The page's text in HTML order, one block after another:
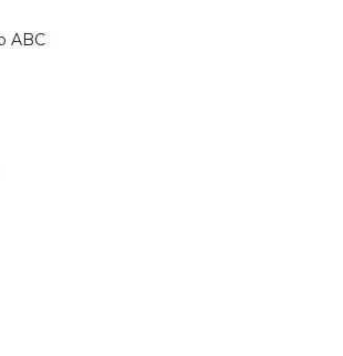
ABC